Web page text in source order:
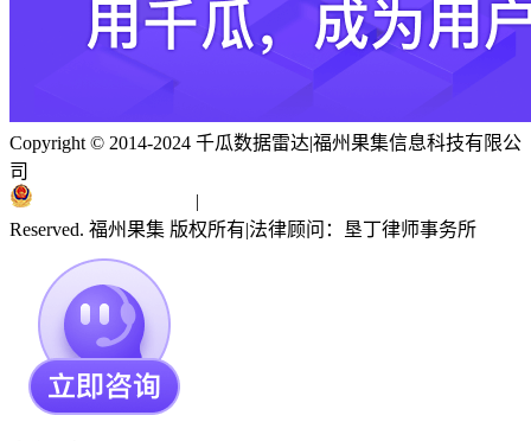
Copyright © 2014-2024 千瓜数据雷达|福州果集信息科技有限公
司
|
Reserved. 福州果集 版权所有|法律顾问：垦丁律师事务所